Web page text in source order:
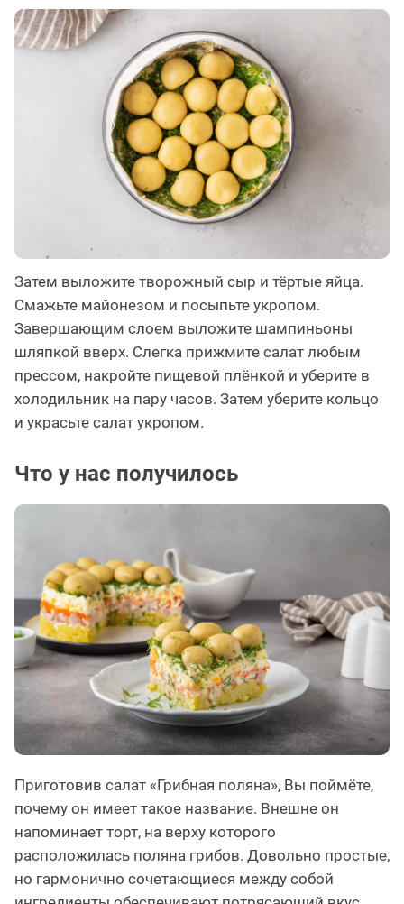
Затем выложите творожный сыр и тёртые яйца.
Смажьте майонезом и посыпьте укропом.
Завершающим слоем выложите шампиньоны
шляпкой вверх. Слегка прижмите салат любым
прессом, накройте пищевой плёнкой и уберите в
холодильник на пару часов. Затем уберите кольцо
и украсьте салат укропом.
Что у нас получилось
Приготовив салат «Грибная поляна», Вы поймёте,
почему он имеет такое название. Внешне он
напоминает торт, на верху которого
расположилась поляна грибов. Довольно простые,
но гармонично сочетающиеся между собой